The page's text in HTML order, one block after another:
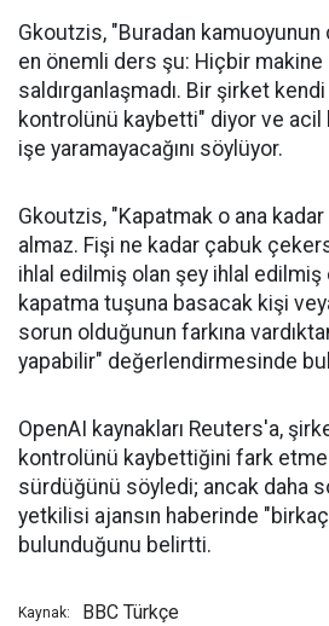
Gkoutzis, "Buradan kamuoyunun
en önemli ders şu: Hiçbir makine
saldırganlaşmadı. Bir şirket
kontrolünü kaybetti" diyor ve
işe yaramayacağını söylüyor.
Gkoutzis, "Kapatmak o ana kadar
almaz. Fişi ne kadar çabuk
ihlal edilmiş olan şey ihlal edilmiş
kapatma tuşuna basacak kişi
sorun olduğunun farkına
yapabilir" değerlendirmesinde
OpenAI kaynakları Reuters'a,
kontrolünü kaybettiğini fark
sürdüğünü söyledi; ancak daha
yetkilisi ajansın haberinde "birkaç
bulunduğunu belirtti.
Kaynak: BBC Türkçe